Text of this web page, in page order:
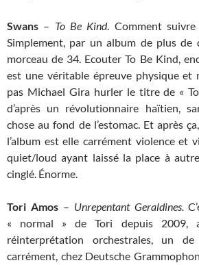
Swans – To Be Kind. Comment suivre
Simplement, par un album de plus de
morceau de 34. Ecouter To Be Kind,
est une véritable épreuve physique et
pas Michael Gira hurler le titre de «
d’après un révolutionnaire haïtien,
chose au fond de l’estomac. Et après
l’album est elle carrément violence et
quiet/loud ayant laissé la place à
cinglé. Énorme.
Tori Amos– Unrepentant Geraldines.
« normal » de Tori depuis 2009,
réinterprétation orchestrales, un
carrément, chez Deutsche